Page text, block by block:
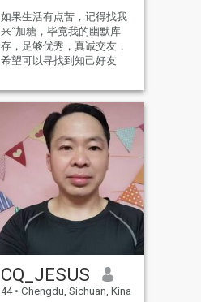
如果生活有点苦，记得找我
来“加糖，毕竟我的幽默库
存，足够优秀，真诚交友，
希望可以寻找到知己好友
CQ_JESUS
44 • Chengdu, Sichuan, Kina